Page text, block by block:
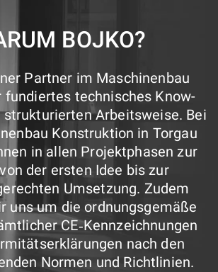
BOJKO?
Partner im Maschinenbau
fundiertes technisches Know-
Arbeitsweise. Bei
Konstruktion in Torgau
in allen Projektphasen zur
der ersten Idee bis zur
Umsetzung. Zudem
uns um die ordnungsgemäße
CE‑Kennzeichnungen
nach den
Normen und Richtlinien.